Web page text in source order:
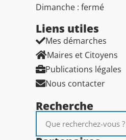
Dimanche : fermé
Liens utiles​
Mes démarches
Maires et Citoyens
Publications légales
Nous contacter
Recherche